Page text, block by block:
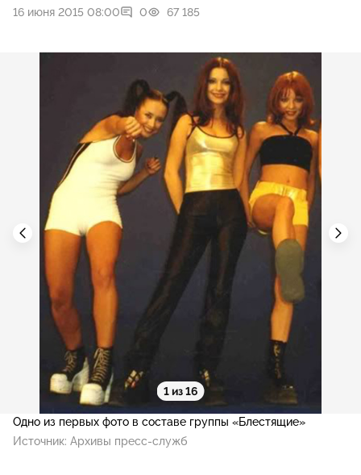
16 июня 2015 08:00 0 67 185
1 из 16
Одно из первых фото в составе группы «Блестящие»
Источник: Архивы пресс-служб